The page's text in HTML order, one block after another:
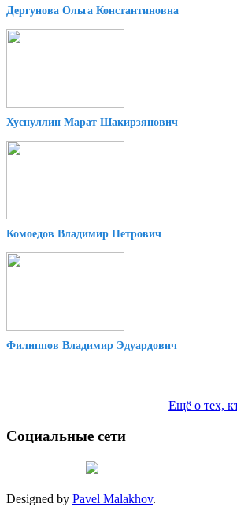
Дергунова Ольга Константиновна
Хуснуллин Марат Шакирзянович
Комоедов Владимир Петрович
Филиппов Владимир Эдуардович
Ещё о тех,
Социальные сети
Designed by Pavel Malakhov.